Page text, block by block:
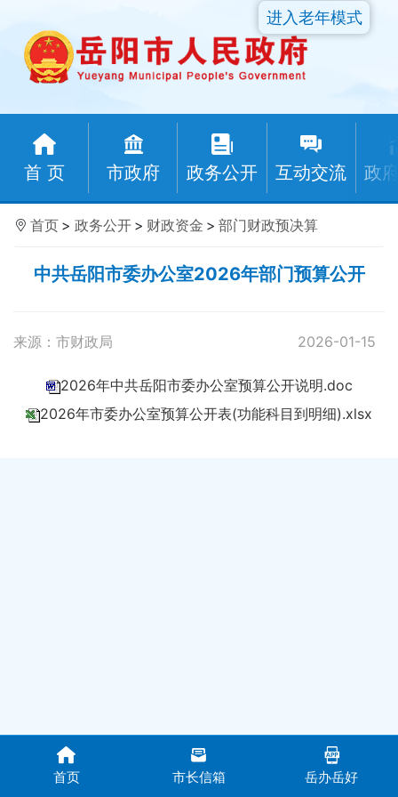
首 页 市政府 政务公开 互动交流 政
进入老年模式
首页 > 政务公开 > 财政资金 > 部门财政预决算
中共岳阳市委办公室2026年部门预算公开
来源：市财政局 2026-01-15
2026年中共岳阳市委办公室预算公开说明.doc
2026年市委办公室预算公开表(功能科目到明细).xlsx
首页 市长信箱 岳办岳好